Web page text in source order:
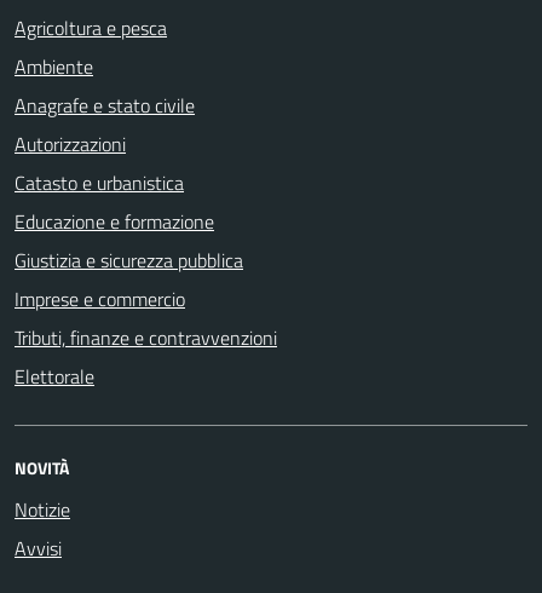
Agricoltura e pesca
Ambiente
Anagrafe e stato civile
Autorizzazioni
Catasto e urbanistica
Educazione e formazione
Giustizia e sicurezza pubblica
Imprese e commercio
Tributi, finanze e contravvenzioni
Elettorale
NOVITÀ
Notizie
Avvisi